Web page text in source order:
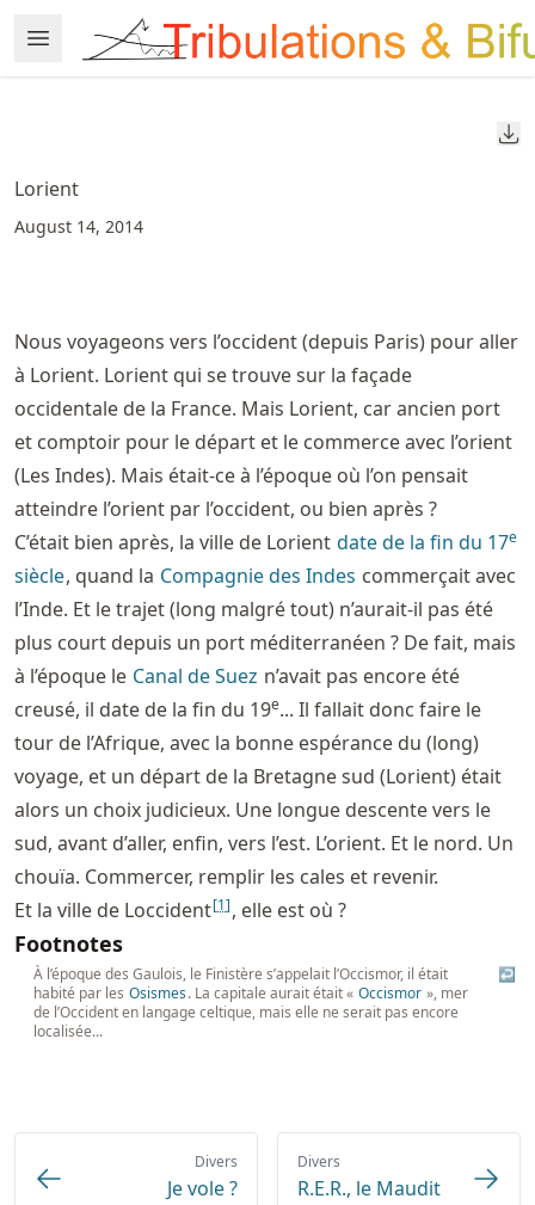
to
article
to
content
Open Menu
Made with MyST
Lorient
August 14, 2014
Nous voyageons vers l’occident (depuis Paris) pour aller
à Lorient. Lorient qui se trouve sur la façade
occidentale de la France. Mais Lorient, car ancien port
et comptoir pour le départ et le commerce avec l’orient
(Les Indes). Mais était-ce à l’époque où l’on pensait
atteindre l’orient par l’occident, ou bien après ?
C’était bien après, la ville de Lorient date de la fin du 17e
siècle, quand la Compagnie des Indes commerçait avec
l’Inde. Et le trajet (long malgré tout) n’aurait-il pas été
plus court depuis un port méditerranéen ? De fait, mais
à l’époque le Canal de Suez n’avait pas encore été
creusé, il date de la fin du 19e... Il fallait donc faire le
tour de l’Afrique, avec la bonne espérance du (long)
voyage, et un départ de la Bretagne sud (Lorient) était
alors un choix judicieux. Une longue descente vers le
sud, avant d’aller, enfin, vers l’est. L’orient. Et le nord. Un
chouïa. Commercer, remplir les cales et revenir.
Et la ville de Loccident[1], elle est où ?
Footnotes
À l’époque des Gaulois, le Finistère s’appelait l’Occismor, il était
habité par les Osismes. La capitale aurait était « Occismor », mer
de l’Occident en langage celtique, mais elle ne serait pas encore
localisée...
↩
Divers
Je vole ?
Divers
R.E.R., le Maudit